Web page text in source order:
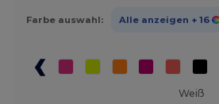
Farbe auswahl: Alle anzeigen + 16
Weiß